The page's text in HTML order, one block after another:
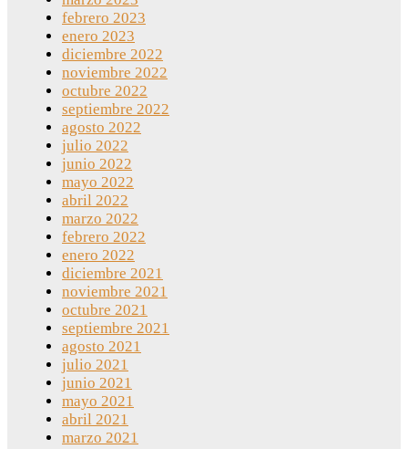
febrero 2023
enero 2023
diciembre 2022
noviembre 2022
octubre 2022
septiembre 2022
agosto 2022
julio 2022
junio 2022
mayo 2022
abril 2022
marzo 2022
febrero 2022
enero 2022
diciembre 2021
noviembre 2021
octubre 2021
septiembre 2021
agosto 2021
julio 2021
junio 2021
mayo 2021
abril 2021
marzo 2021